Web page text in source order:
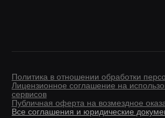
Политика в отношении обработки
Лицензионное соглашение на
сервисов
Публичная оферта на возмездное
Все соглашения и юридические